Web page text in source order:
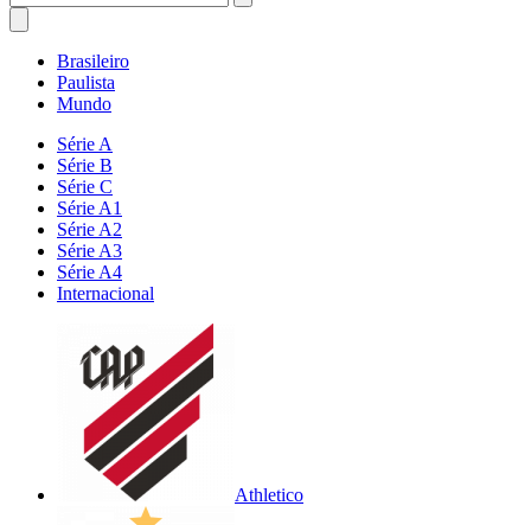
Brasileiro
Paulista
Mundo
Série A
Série B
Série C
Série A1
Série A2
Série A3
Série A4
Internacional
Athletico